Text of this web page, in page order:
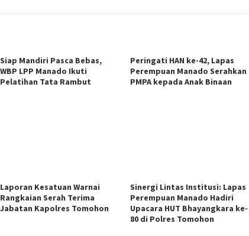
Siap Mandiri Pasca Bebas,
WBP LPP Manado Ikuti
Pelatihan Tata Rambut
Peringati HAN ke-42, Lapas
Perempuan Manado Serahkan
PMPA kepada Anak Binaan
Laporan Kesatuan Warnai
Rangkaian Serah Terima
Jabatan Kapolres Tomohon
Sinergi Lintas Institusi: Lapas
Perempuan Manado Hadiri
Upacara HUT Bhayangkara ke-
80 di Polres Tomohon